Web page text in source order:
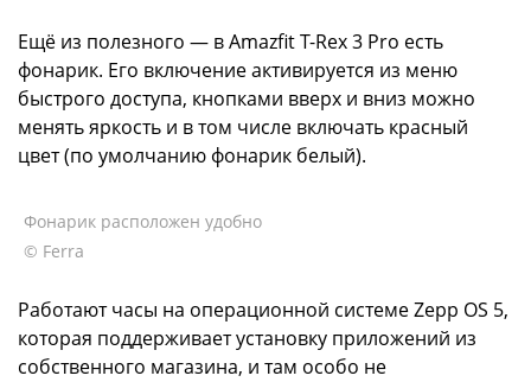
Ещё из полезного — в Amazfit T-Rex 3 Pro есть
фонарик. Его включение активируется из меню
быстрого доступа, кнопками вверх и вниз можно
менять яркость и в том числе включать красный
цвет (по умолчанию фонарик белый).
Фонарик расположен удобно
© Ferra
Работают часы на операционной системе Zepp OS 5,
которая поддерживает установку приложений из
собственного магазина, и там особо не